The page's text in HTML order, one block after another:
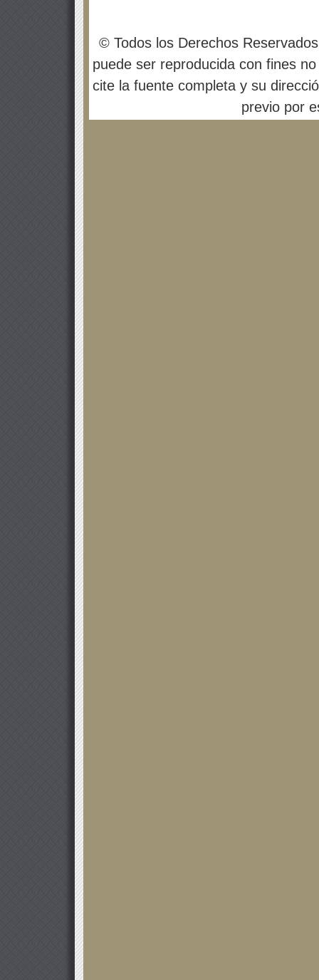
© Todos los Derechos
puede ser reproducida con fines
cite la fuente completa y su
previo por